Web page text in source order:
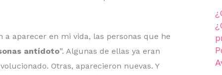
aparecer en mi vida, las personas que he
antídoto”. Algunas de ellas ya eran
Otras, aparecieron nuevas. Y